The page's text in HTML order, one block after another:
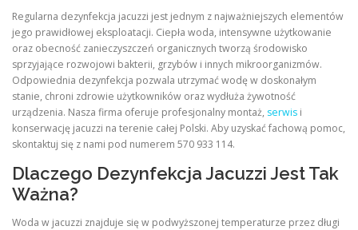
Regularna dezynfekcja jacuzzi jest jednym z najważniejszych elementów
jego prawidłowej eksploatacji. Ciepła woda, intensywne użytkowanie
oraz obecność zanieczyszczeń organicznych tworzą środowisko
sprzyjające rozwojowi bakterii, grzybów i innych mikroorganizmów.
Odpowiednia dezynfekcja pozwala utrzymać wodę w doskonałym
stanie, chroni zdrowie użytkowników oraz wydłuża żywotność
urządzenia. Nasza firma oferuje profesjonalny montaż, serwis i
konserwację jacuzzi na terenie całej Polski. Aby uzyskać fachową pomoc,
skontaktuj się z nami pod numerem 570 933 114.
Dlaczego Dezynfekcja Jacuzzi Jest Tak
Ważna?
Woda w jacuzzi znajduje się w podwyższonej temperaturze przez długi